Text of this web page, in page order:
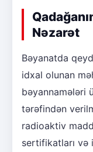
Nəzarət
Bəyanatda
idxal olunan
bəyannamələri
tərəfindən
radioaktiv
sertifikatları və